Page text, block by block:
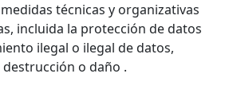
técnicas y organizativas
incluida la protección de datos
ilegal o ilegal de datos,
o daño .